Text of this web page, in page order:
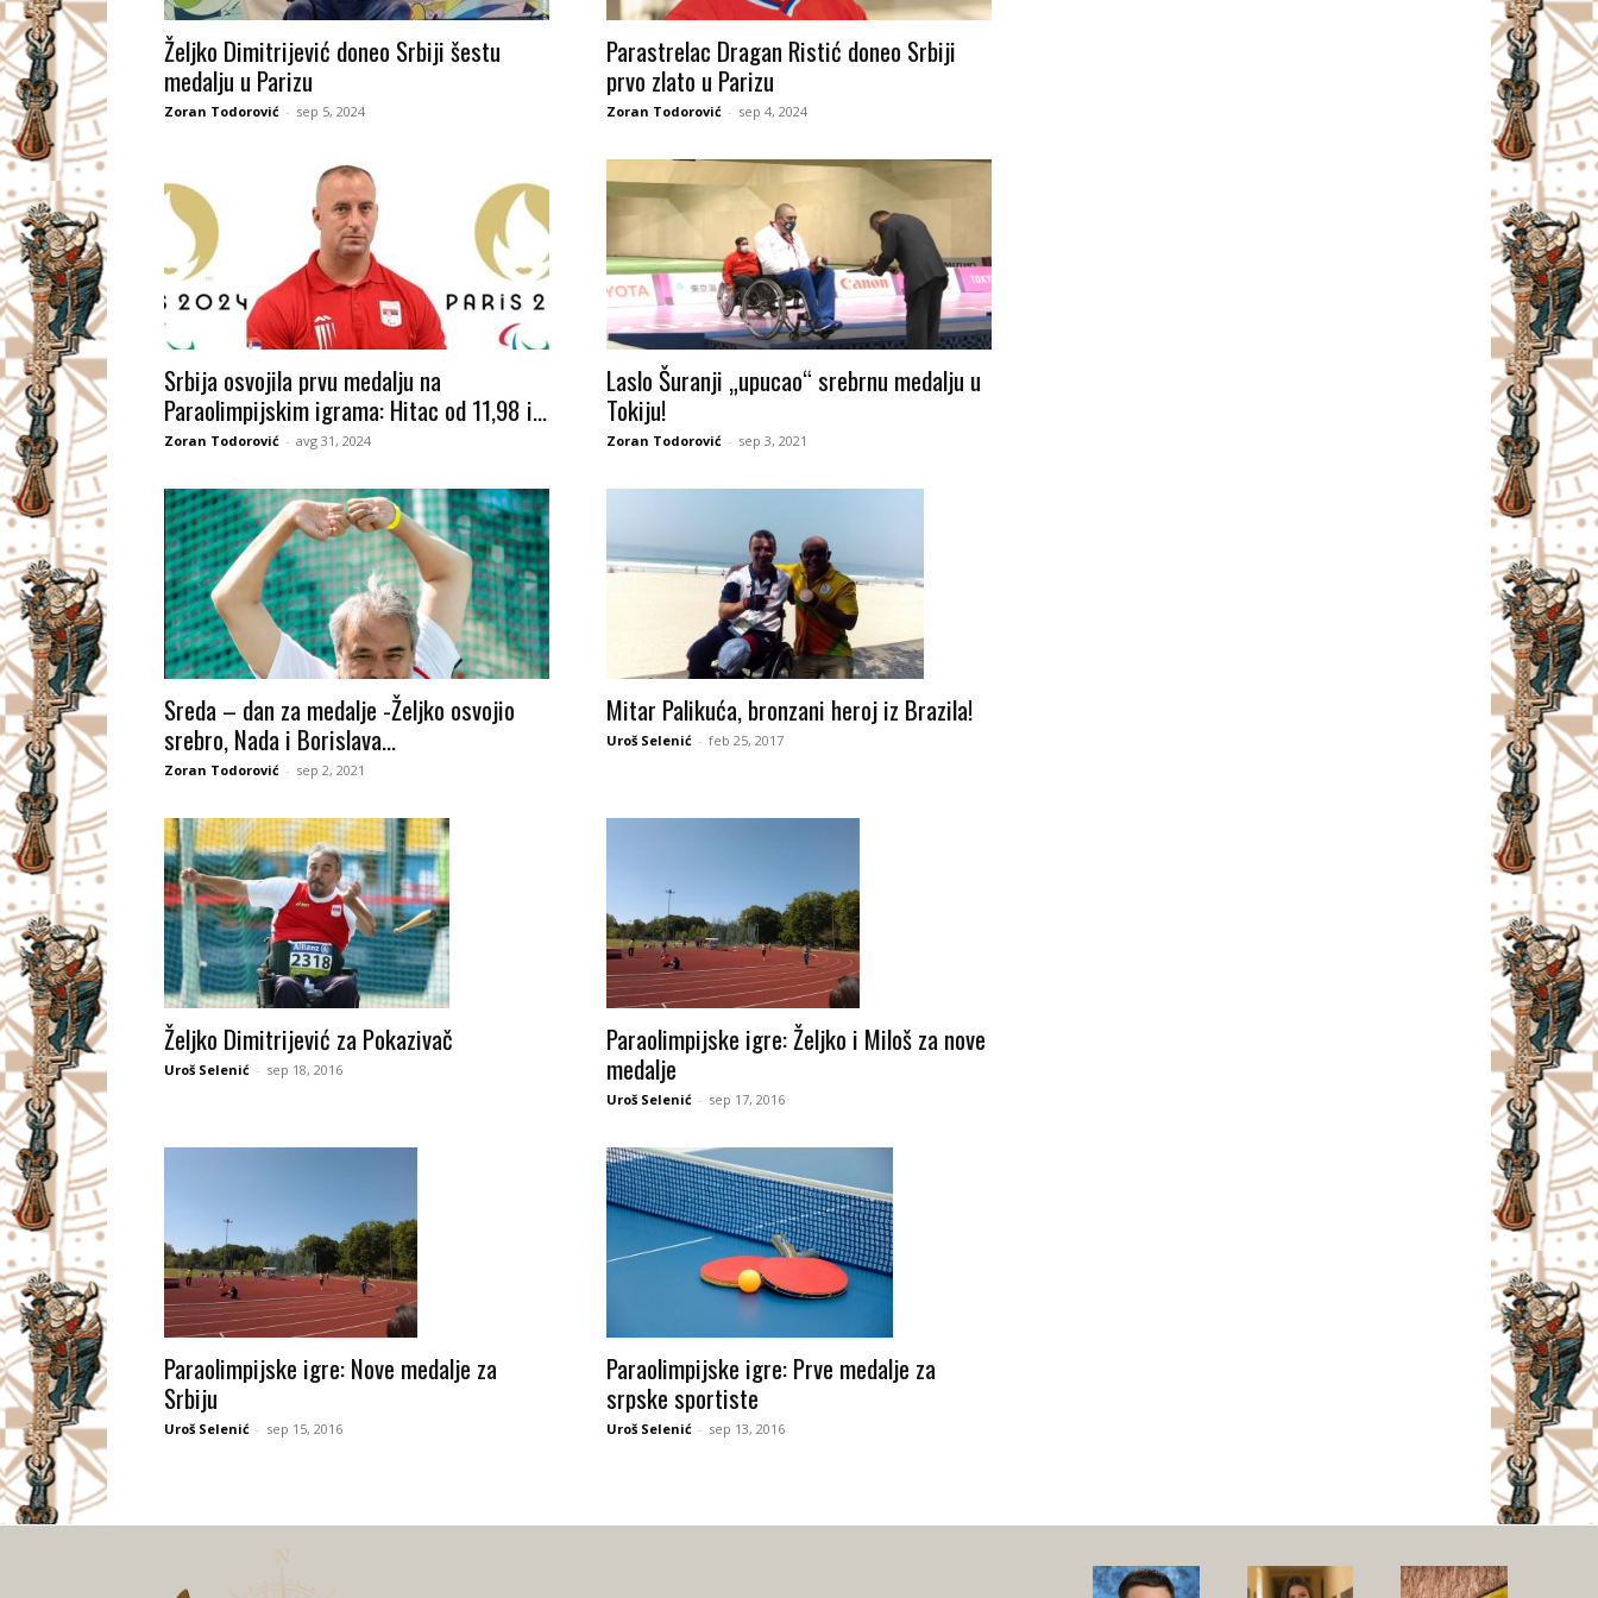
I
V
Željko Dimitrijević doneo Srbiji šestu
medalju u Parizu
Zoran Todorović - sep 5, 2024
Parastrelac Dragan Ristić doneo Srbiji
prvo zlato u Parizu
Zoran Todorović - sep 4, 2024
Srbija osvojila prvu medalju na
Paraolimpijskim igrama: Hitac od 11,98 i...
Zoran Todorović - avg 31, 2024
Laslo Šuranji „upucao“ srebrnu medalju u
Tokiju!
Zoran Todorović - sep 3, 2021
Sreda – dan za medalje -Željko osvojio
srebro, Nada i Borislava...
Zoran Todorović - sep 2, 2021
Mitar Palikuća, bronzani heroj iz Brazila!
Uroš Selenić - feb 25, 2017
Željko Dimitrijević za Pokazivač
Uroš Selenić - sep 18, 2016
Paraolimpijske igre: Željko i Miloš za nove
medalje
Uroš Selenić - sep 17, 2016
Paraolimpijske igre: Nove medalje za
Srbiju
Uroš Selenić - sep 15, 2016
Paraolimpijske igre: Prve medalje za
srpske sportiste
Uroš Selenić - sep 13, 2016